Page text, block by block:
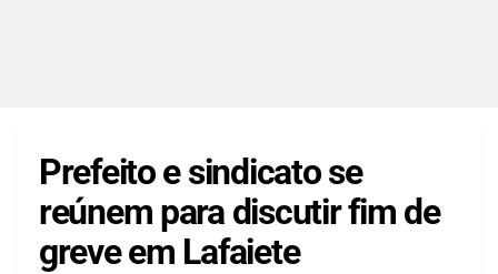
Prefeito e sindicato se
reúnem para discutir fim de
greve em Lafaiete